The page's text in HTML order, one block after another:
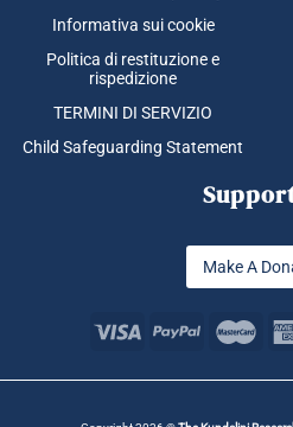
Informativa sui cookie
Politica di restituzione e
rispedizione
TERMINI DI SERVIZIO
Child Safeguarding Statement
Make A